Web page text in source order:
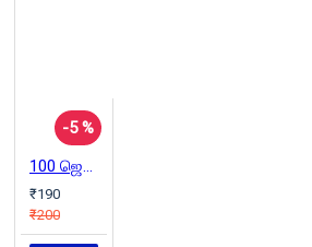
-5 %
100 ஜென் கதைகள்
₹190
₹200